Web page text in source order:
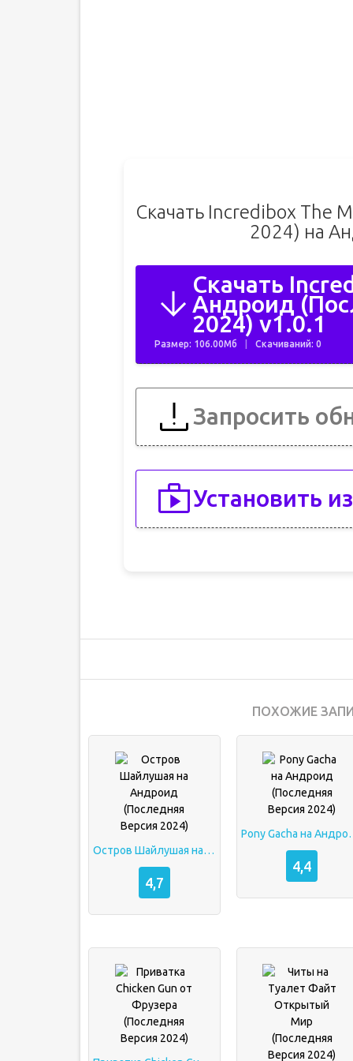
Скачать Incredibox The
2024) на
Скачать
Андроид
2024) v1.0.1
Размер: 106.00Мб Скачиваний: 0
Запросить
Установить
ПОХОЖИЕ
Остров Шайлушая на Андроид (Последняя Версия 2024)
4,7
Pony
4,4